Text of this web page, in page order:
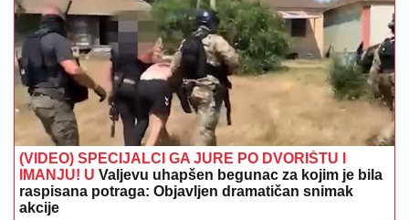
Roditelji su mu ugovorili brak sa drugom ženom, a on
oženio bivšu svog prijatelja: Ljubavna priča slavnog
para je jedna od najlepših, a malo ko zna detalje
PROMENILA VERU, PA SAMA
OBJAVILA SVOJ INTIMNI SNIMAK
Pevačica opet šokira, slika stopala u
KESAMA: "Mažem ovčiju mast"
"KAD SAM SE OŽENIO IMAO SAM
LJUBAVNICU, IMAM JE I DANAS"
Pevač oženio koleginicu pa javno